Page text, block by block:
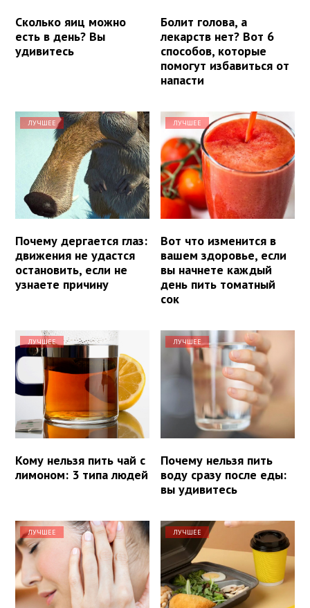
Сколько яиц можно
есть в день? Вы
удивитесь
Болит голова, а
лекарств нет? Вот 6
способов, которые
помогут избавиться от
напасти
ЛУЧШЕЕ
Почему дергается глаз:
движения не удастся
остановить, если не
узнаете причину
ЛУЧШЕЕ
Вот что изменится в
вашем здоровье, если
вы начнете каждый
день пить томатный
сок
ЛУЧШЕЕ
Кому нельзя пить чай с
лимоном: 3 типа людей
ЛУЧШЕЕ
Почему нельзя пить
воду сразу после еды:
вы удивитесь
ЛУЧШЕЕ ЛУЧШЕЕ